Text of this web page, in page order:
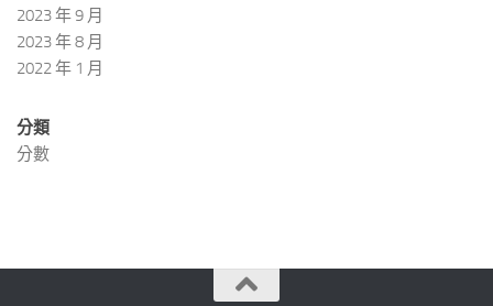
2023 年 9 月
2023 年 8 月
2022 年 1 月
分類
分數